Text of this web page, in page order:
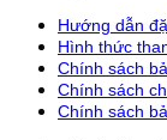
Hướng dẫn
Hình thức
Chính sách
Chính sách
Chính sách